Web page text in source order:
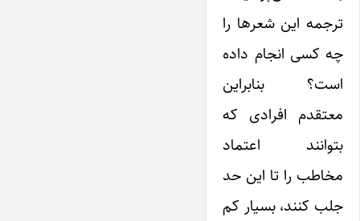
ترجمه این شعرها را
چه کسی انجام داده
است؟ بنابراین
معتقدم افرادی که
بتوانند اعتماد
مخاطب را تا این حد
جلب کنند، بسیار کم